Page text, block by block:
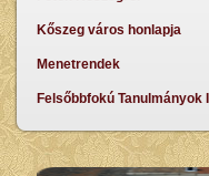
Kőszeg város honlapja
Menetrendek
Felsőbbfokú